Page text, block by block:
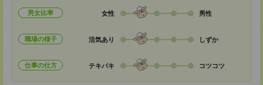
男女比率 女性 男性
職場の様子 活気あり しずか
仕事の仕方 テキパキ コツコツ